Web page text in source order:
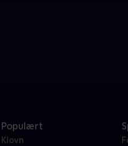
Populært
Klovn